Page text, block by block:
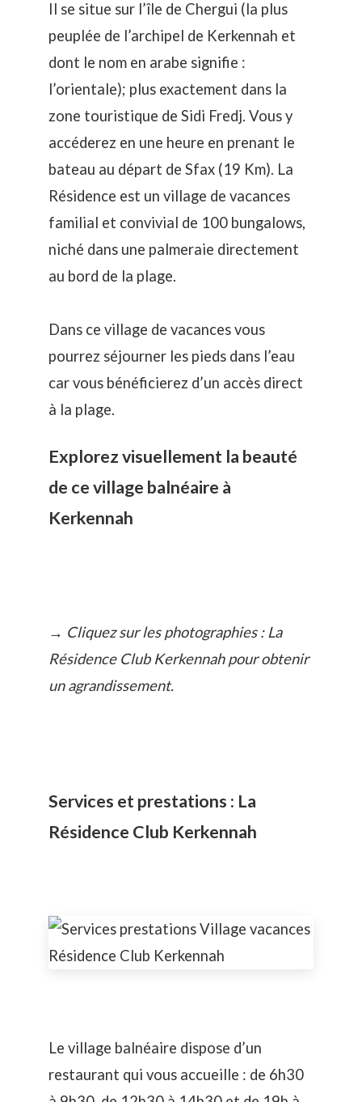
Il se situe sur l’île de Chergui (la plus
peuplée de l’archipel de Kerkennah et
dont le nom en arabe signifie :
l’orientale); plus exactement dans la
zone touristique de Sidi Fredj. Vous y
accéderez en une heure en prenant le
bateau au départ de Sfax (19 Km). La
Résidence est un village de vacances
familial et convivial de 100 bungalows,
niché dans une palmeraie directement
au bord de la plage.
Dans ce village de vacances vous
pourrez séjourner les pieds dans l’eau
car vous bénéficierez d’un accès direct
à la plage.
Explorez visuellement la beauté
de ce village balnéaire à
Kerkennah
→ Cliquez sur les photographies : La
Résidence Club Kerkennah pour obtenir
un agrandissement.
Services et prestations : La
Résidence Club Kerkennah
Le village balnéaire dispose d’un
restaurant qui vous accueille : de 6h30